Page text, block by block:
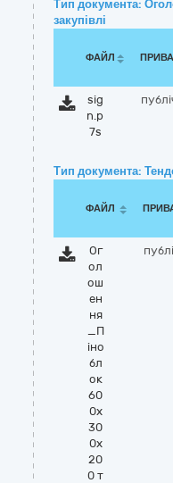
Тип документа:
закупівлі
ФАЙЛ
sig
n.p
7s
Тип документа:
ФАЙЛ
Ог
ол
ош
ен
ня
_П
іно
бл
ок
60
0х
30
0х
20
0 т